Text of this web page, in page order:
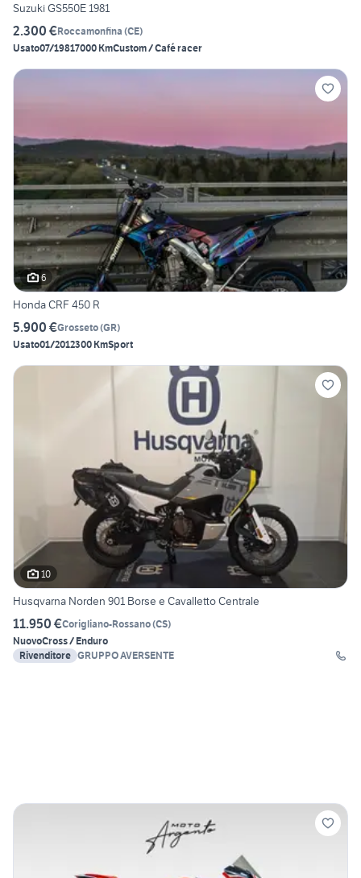
Suzuki GS550E 1981
2.300 €Roccamonfina (CE)
Usato07/19817000 KmCustom / Café racer
6
Honda CRF 450 R
5.900 €Grosseto(GR)
Usato01/2012300 KmSport
10
Husqvarna Norden 901 Borse e Cavalletto Centrale
11.950 €Corigliano-Rossano(CS)
NuovoCross / Enduro
Rivenditore GRUPPO AVERSENTE